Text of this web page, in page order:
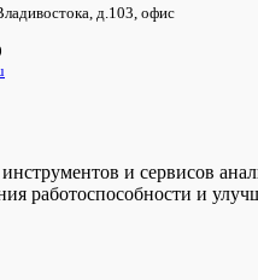
д.103, офис
и сервисов
работоспособности и